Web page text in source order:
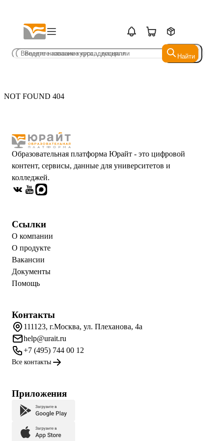
Найти
Найти
NOT FOUND 404
Образовательная платформа Юрайт - это цифровой
контент, сервисы, данные для университетов и
колледжей.
Ссылки
О компании
О продукте
Вакансии
Документы
Помощь
Контакты
111123, г.Москва, ул. Плеханова, 4а
help@urait.ru
+7 (495) 744 00 12
Все контакты
Приложения